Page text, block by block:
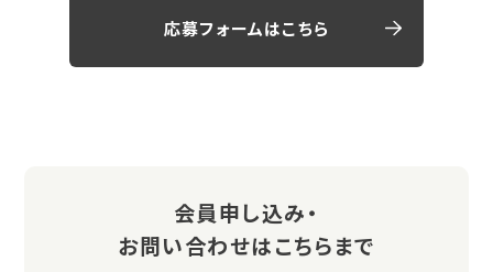
応募フォームはこちら
会員申し込み・
お問い合わせはこちらまで